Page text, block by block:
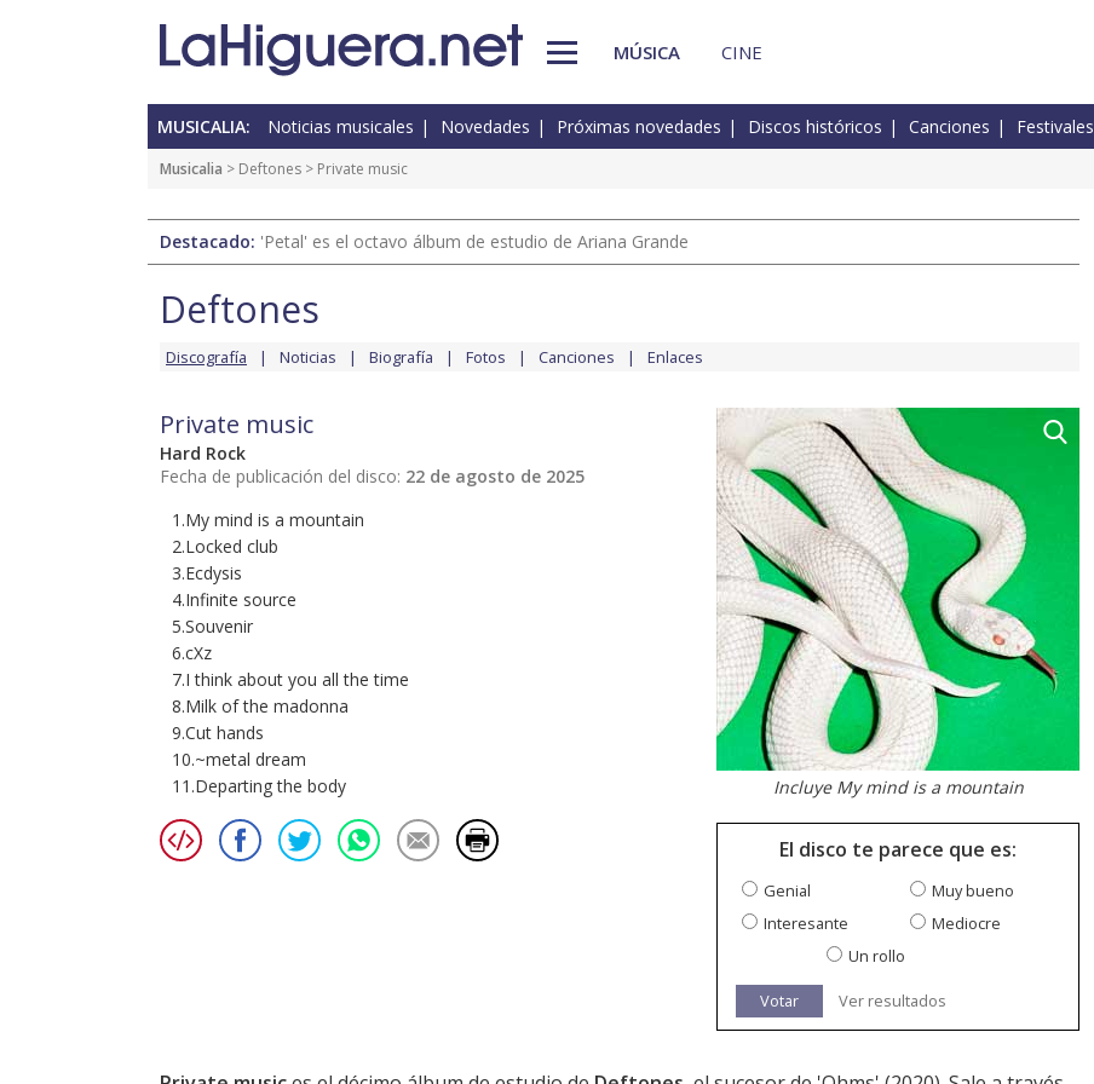
MÚSICA CINE
MUSICALIA: Noticias musicales Novedades Próximas novedades Discos históricos Canciones Festivales
Musicalia > Deftones > Private music
Destacado: 'Petal' es el octavo álbum de estudio de Ariana Grande
Deftones
Discografía Noticias Biografía Fotos Canciones Enlaces
Private music
Hard Rock
Fecha de publicación del disco: 22 de agosto de 2025
1.My mind is a mountain
2.Locked club
3.Ecdysis
4.Infinite source
5.Souvenir
6.cXz
7.I think about you all the time
8.Milk of the madonna
9.Cut hands
10.~metal dream
11.Departing the body
Incluye My mind is a mountain
El disco te parece que es:
Genial
Muy bueno
Interesante
Mediocre
Un rollo
Votar Ver resultados